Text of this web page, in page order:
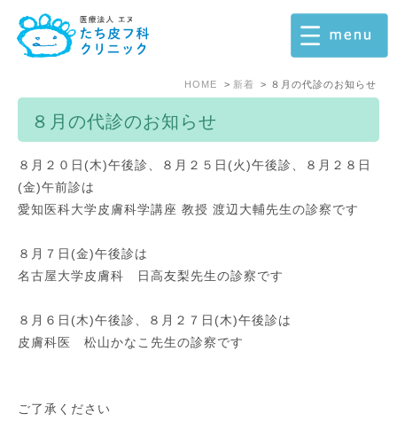
HOME 新着 ８月の代診のお知らせ
８月の代診のお知らせ
８月２０日(木)午後診、８月２５日(火)午後診、８月２８日
(金)午前診は
愛知医科大学皮膚科学講座 教授 渡辺大輔先生の診察です
８月７日(金)午後診は
名古屋大学皮膚科 日高友梨先生の診察です
８月６日(木)午後診、８月２７日(木)午後診は
皮膚科医 松山かなこ先生の診察です
ご了承ください